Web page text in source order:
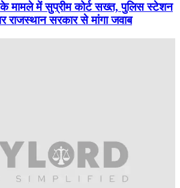
के मामले में सुप्रीम कोर्ट सख्त, पुलिस स्टेशन
राजस्थान सरकार से मांगा जवाब